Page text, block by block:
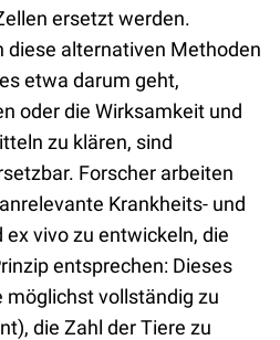
ersetzt werden.
diese alternativen Methoden
etwa darum geht,
oder die Wirksamkeit und
zu klären, sind
Forscher arbeiten
Krankheits- und
vivo zu entwickeln, die
entsprechen: Dieses
vollständig zu
die Zahl der Tiere zu